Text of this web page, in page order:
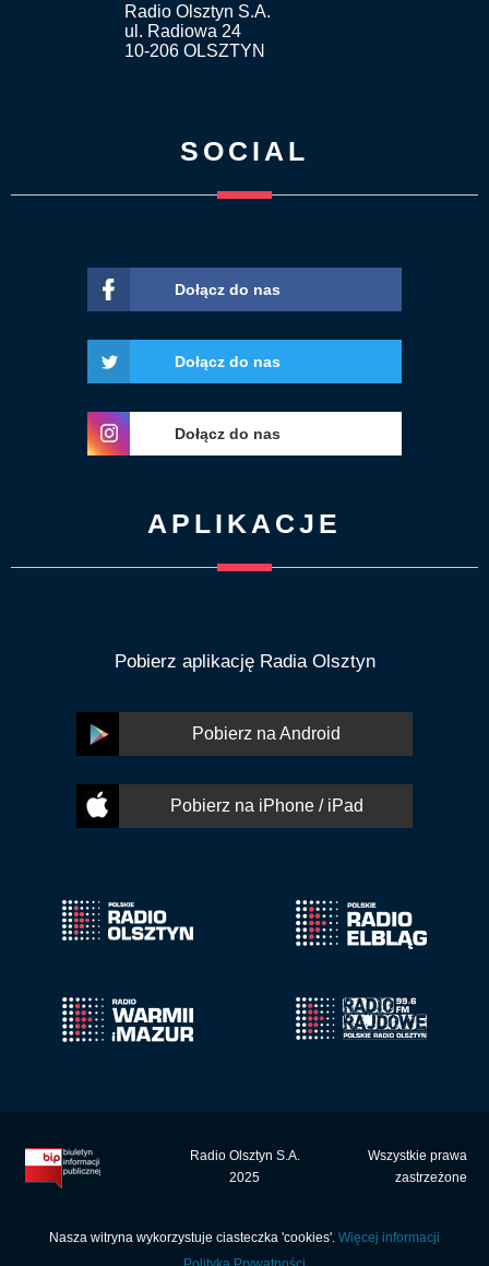
Radio Olsztyn S.A.
ul. Radiowa 24
10-206 OLSZTYN
SOCIAL
Dołącz do nas
Dołącz do nas
Dołącz do nas
APLIKACJE
Pobierz aplikację Radia Olsztyn
Pobierz na Android
Pobierz na iPhone / iPad
Radio Olsztyn S.A.
2025
Wszystkie prawa
zastrzeżone
Nasza witryna wykorzystuje ciasteczka 'cookies'. Więcej informacji